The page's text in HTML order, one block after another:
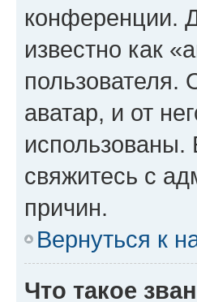
конференции.
известно как
пользователя.
аватар, и от
использованы.
свяжитесь с
причин.
Вернуться к
Что такое